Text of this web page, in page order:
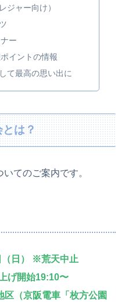
ジャー向け）
ー
イントの情報
て最高の思い出に
は？
てのご案内です。
（日） ※荒天中止
げ開始19:10〜
区（京阪電車「枚方公園